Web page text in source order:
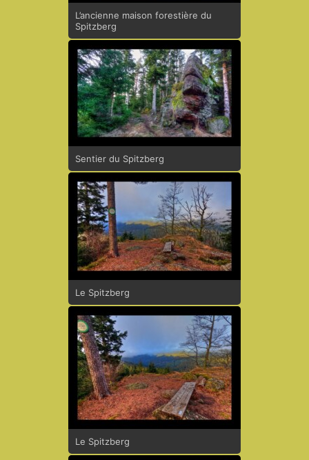
L’ancienne maison forestière du
Spitzberg
Sentier du Spitzberg
Le Spitzberg
Le Spitzberg